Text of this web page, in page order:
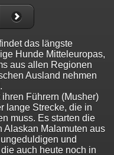
das längste
Hunde Mitteleuropas,
aus allen Regionen
Ausland nehmen
Führern (Musher)
lange Strecke, die in
muss. Es starten die
Alaskan Malamuten aus
und
auch heute noch in